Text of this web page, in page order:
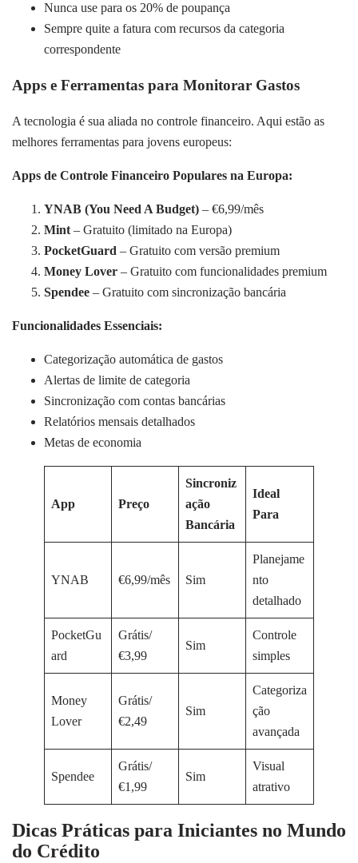
Nunca use para os 20% de poupança
Sempre quite a fatura com recursos da categoria
correspondente
Apps e Ferramentas para Monitorar Gastos
A tecnologia é sua aliada no controle financeiro. Aqui estão as
melhores ferramentas para jovens europeus:
Apps de Controle Financeiro Populares na Europa:
YNAB (You Need A Budget) – €6,99/mês
Mint – Gratuito (limitado na Europa)
PocketGuard – Gratuito com versão premium
Money Lover – Gratuito com funcionalidades premium
Spendee – Gratuito com sincronização bancária
Funcionalidades Essenciais:
Categorização automática de gastos
Alertas de limite de categoria
Sincronização com contas bancárias
Relatórios mensais detalhados
Metas de economia
App Preço
Sincroniz
ação
Bancária
Ideal
Para
YNAB €6,99/mês Sim
Planejame
nto
detalhado
PocketGu
ard
Grátis/
€3,99
Sim
Controle
simples
Money
Lover
Grátis/
€2,49
Sim
Categoriza
ção
avançada
Spendee
Grátis/
€1,99
Sim
Visual
atrativo
Dicas Práticas para Iniciantes no Mundo
do Crédito